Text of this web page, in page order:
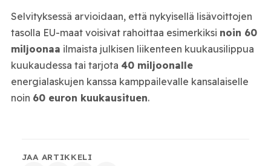
Selvityksessä arvioidaan, että nykyisellä lisävoittojen
tasolla EU-maat voisivat rahoittaa esimerkiksi noin 60
miljoonaa ilmaista julkisen liikenteen kuukausilippua
kuukaudessa tai tarjota 40 miljoonalle
energialaskujen kanssa kamppailevalle kansalaiselle
noin 60 euron kuukausituen.
JAA ARTIKKELI